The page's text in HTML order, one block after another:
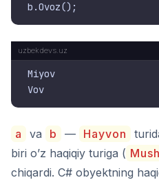
Miyov
a va b — Hayvon
biri o’z haqiqiy turiga (
chiqardi. C# obyektning